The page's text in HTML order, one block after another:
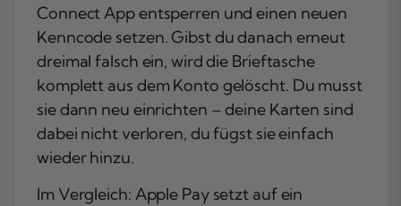
Connect App entsperren und einen neuen
Kenncode setzen. Gibst du danach erneut
dreimal falsch ein, wird die Brieftasche
komplett aus dem Konto gelöscht. Du musst
sie dann neu einrichten – deine Karten sind
dabei nicht verloren, du fügst sie einfach
wieder hinzu.
Im Vergleich: Apple Pay setzt auf ein